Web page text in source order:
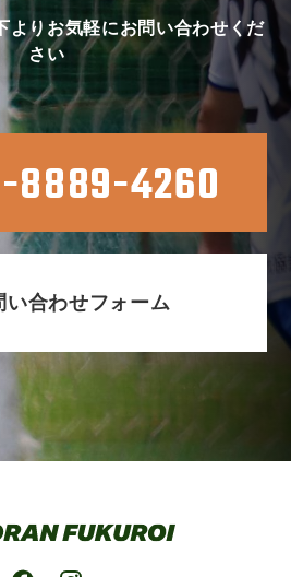
よりお気軽にお問い合わせくだ
さい
8889-4260
い合わせフォーム